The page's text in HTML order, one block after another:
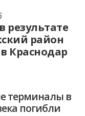
результате
район
Краснодар
терминалы в
погибли